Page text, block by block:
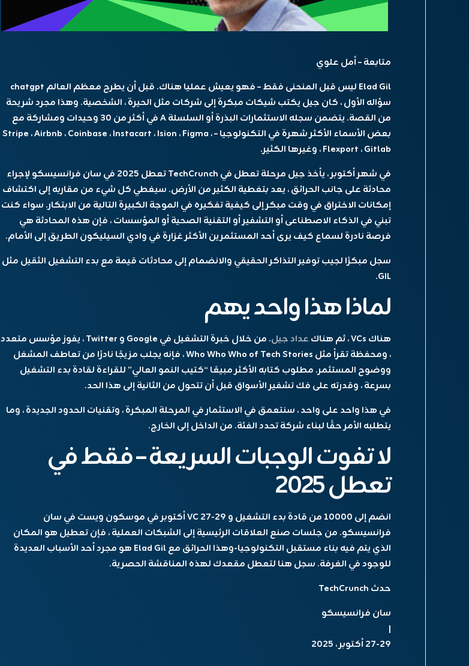
متابعة – أمل علوي
Elad Gil ليس قبل المنحنى فقط – فهو يعيش عمليا هناك. قبل أن يطرح معظم العالم chatgpt
سؤاله الأول ، كان جيل يكتب شيكات مبكرة إلى شركات مثل الحيرة ، الشخصية. وهذا مجرد شريحة
من القصة. يتضمن سجله الاستثمارات البذرة أو السلسلة A في أكثر من 30 وحيدات ومشاركة مع
بعض الأسماء الأكثر شهرة في التكنولوجيا – Stripe ، Airbnb ، Coinbase ، Instacart ، Ision ، Figma ،
Flexport ، Gitlab ، وغيرها الكثير.
في شهر أكتوبر ، يأخذ جيل مرحلة تعطل في TechCrunch تعطل 2025
في سان فرانسيسكو لإجراء
محادثة على جانب الحرائق ، يعد بتغطية الكثير من الأرض. سيغطي كل شيء من مقاربه إلى اكتشاف
إمكانات الاختراق في وقت مبكر إلى كيفية تفكيره في الموجة الكبيرة التالية من الابتكار. سواء كنت
تبني في الذكاء الاصطناعى أو التشفير أو التقنية الصحية أو المؤسسات ، فإن هذه المحادثة هي
فرصة نادرة لسماع كيف يرى أحد المستثمرين الأكثر غزارة في وادي السيليكون الطريق إلى الأمام.
سجل مبكرًا لجيب توفير التذاكر الحقيقي والانضمام إلى محادثات قيمة مع بدء التشغيل الثقيل مثل
GIL.
لماذا هذا واحد يهم
هناك VCs ، ثم هناك عداد جيل
. من خلال خبرة التشغيل في Google و Twitter ، يفوز مؤسس متعدد
، ومحفظة تقرأ مثل Who Who Who of Tech Stories ، فإنه يجلب مزيجًا نادرًا من تعاطف المشغل
ووضوح المستثمر. مطلوب كتابه الأكثر مبيعًا “كتيب النمو العالي” للقراءة لقادة بدء التشغيل
بسرعة ، وقدرته على فك تشفير الأسواق قبل أن تتحول من الثانية إلى هذا الحد.
في هذا واحد على واحد ، سنتعمق في الاستثمار في المرحلة المبكرة ، وتقنيات الحدود الجديدة ، وما
يتطلبه الأمر حقًا لبناء شركة تحدد الفئة. من الداخل إلى الخارج.
لا تفوت الوجبات السريعة – فقط في
تعطل 2025
انضم إلى 10000 من قادة بدء التشغيل و VC 27-29 أكتوبر في موسكون ويست في سان
فرانسيسكو. من جلسات صنع العلاقات الرئيسية إلى الشبكات العملية ، فإن تعطيل هو المكان
الذي يتم فيه بناء مستقبل التكنولوجيا-وهذا الحرائق مع Elad Gil هو مجرد أحد الأسباب العديدة
للوجود في الغرفة. سجل هنا لتعطل مقعدك لهذه المناقشة الحصرية.
حدث TechCrunch
سان فرانسيسكو
|
27-29 أكتوبر ، 2025